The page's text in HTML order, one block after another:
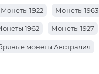
Монеты 1922 Монеты 1963
1962 Монеты 1927
монеты Австралия